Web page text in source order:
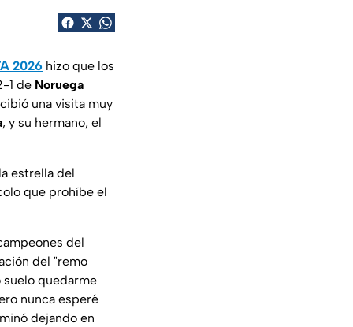
2026 hizo que los
1 de Noruega
una visita muy
, y su hermano, el
estrella del
que prohíbe el
del
del "remo
suelo quedarme
nunca esperé
dejando en